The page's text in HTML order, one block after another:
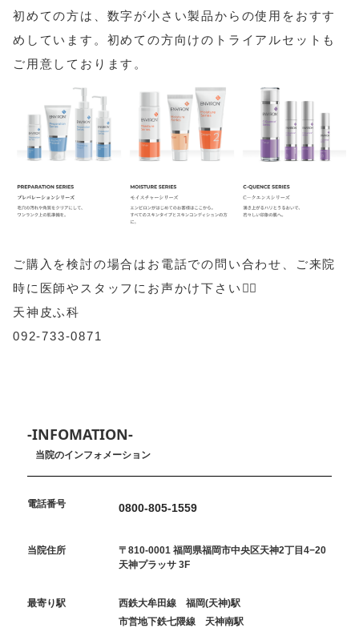
初めての方は、数字が小さい製品からの使用をおすす
めしています。初めての方向けのトライアルセットも
ご用意しております。
ご購入を検討の場合はお電話での問い合わせ、ご来院
時に医師やスタッフにお声かけ下さい💁‍♀️
天神皮ふ科
092-733-0871
-INFOMATION-
当院のインフォメーション
電話番号 0800-805-1559
当院住所
〒810-0001 福岡県福岡市中央区天神2丁目4−20
天神プラッサ 3F
最寄り駅
西鉄大牟田線 福岡(天神)駅
市営地下鉄七隈線 天神南駅